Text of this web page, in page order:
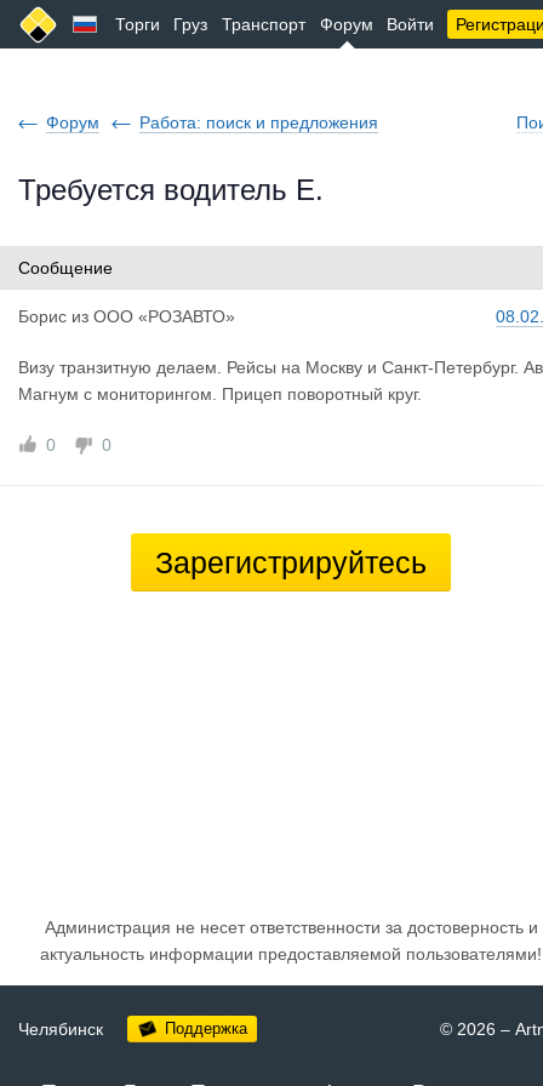
Торги Груз Транспорт Форум Войти
Форум Работа: поиск и предложения
Требуется водитель Е.
Сообщение
Борис из ООО «РОЗАВТО»
Визу транзитную делаем. Рейсы на Москву и Санкт-Петербург.
Магнум с мониторингом. Прицеп поворотный круг.
0 0
Зарегистрируйтесь
Администрация не несет ответственности за достоверность и
актуальность информации предоставляемой пользователями!
Челябинск Поддержка © 2026 –